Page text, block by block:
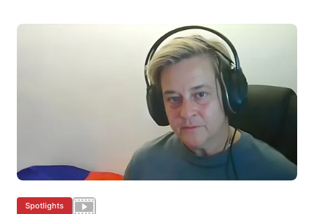
Spotlights